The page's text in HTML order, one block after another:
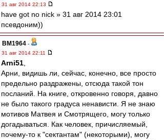
31 авг 2014 22:13
have got no nick » 31 авг 2014 23:01
псевдоним))
BM1964 -
31 авг 2014 22:11
Arni51
Арни, видишь ли, сейчас, конечно, все просто
предельно раздражены, отсюда такой тон
посланий. На книге, откровенно говоря, давно
не было такого градуса ненависти. Я не знаю
мотивов Матвея и Смотрящего, могу только
догадываться. Как человек, причисляемый,
почему-то к "сектантам" (некоторыми), могу